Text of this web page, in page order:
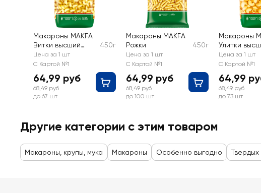
Макароны MAKFA
Витки высший
сорт
450г
Цена за 1 шт
С Картой №1
64,99 руб
68,49 руб
до 67 шт
Макароны MAKFA
Рожки
450г
Цена за 1 шт
С Картой №1
64,99 руб
68,49 руб
до 100 шт
Макароны
Улитки
сорт
Цена за 1 шт
С Картой №1
64,99
68,49 руб
до 73 шт
Другие категории с этим товаром
Макароны, крупы, мука Макароны Особенно выгодно